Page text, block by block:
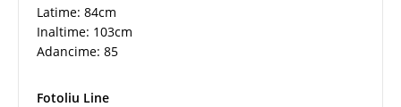
Latime: 84cm
Inaltime: 103cm
Adancime: 85
Fotoliu Line